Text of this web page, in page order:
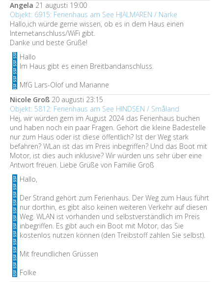
Angela 21 augusti 19:00
Objekt: 6915: Ferienhaus am See HJÄLMAREN / Närke
Hallo,ich würde gerne wissen, ob es in dem Haus einen
Internetanschluss/WiFi gibt.
Danke und beste Grüße!
Hallo
Im Haus gibt es einen Breitbandanschluss.
MfG Lars-Olof und Marianne
Nicole Groß 20 augusti 23:15
Objekt: 5812: Ferienhaus am See HINDSEN / Småland
Hej, wir würden gern im August 2024 das Ferienhaus buchen
und haben noch ein paar Fragen. Gehört die kleine Badestelle
nur zum Haus oder ist diese öffentlich? Ist der Weg stark
befahren? WLan ist das im Preis inbegriffen? Und das Boot mit
Motor, ist dies auch inklusive? Wir würden uns sehr über eine
Antwort freuen. Liebe Grüße von Familie Groß
Hallo,
Der Strand gehört zum Ferienhaus. Der Weg zum Haus führt
nur dorthin, es gibt also keinen weiteren Verkehr auf diesen
Weg. WLAN ist vorhanden und selbstverständlich im Preis
inbegriffen. Es gibt auch ein Boot mit Motor, das Sie
kostenlos nutzen können (den Treibstoff zahlen Sie selbst).
Mit freundlichen Grüssen
Folke